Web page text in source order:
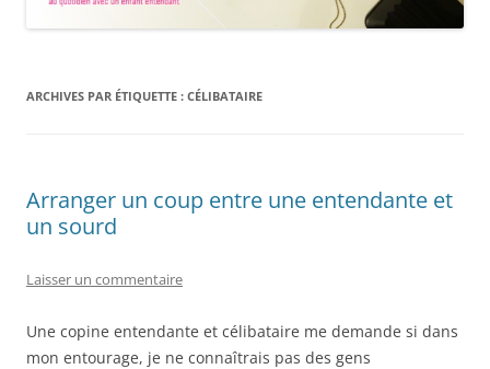
ARCHIVES PAR ÉTIQUETTE : CÉLIBATAIRE
Arranger un coup entre une entendante et
un sourd
Laisser un commentaire
Une copine entendante et célibataire me demande si dans
mon entourage, je ne connaîtrais pas des gens